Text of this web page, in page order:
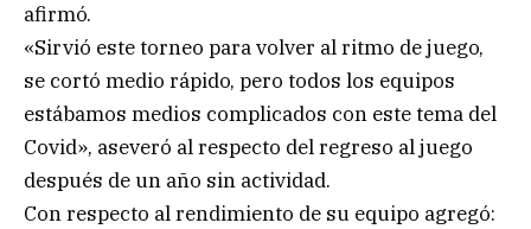
afirmó.
«Sirvió este torneo para volver al ritmo de juego,
se cortó medio rápido, pero todos los equipos
estábamos medios complicados con este tema del
Covid», aseveró al respecto del regreso al juego
después de un año sin actividad.
Con respecto al rendimiento de su equipo agregó: